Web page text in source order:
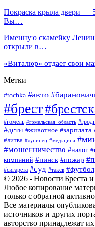
Покраска крыла двери —
Вы…
Именную скамейку
открыли в…
«Виталюр» отдает свои
Метки
#tochka #авто
#брест
#гомель #гомельская_область
#дети #животное #зарплата
#литва #лунинец #медицина
#мошенничество #налог
компаний #пинск #пожар
#сигарета #суд #такси #футбол
© 2026 - Новости Бреста
Любое копирование
только с обратной
Все материалы
источников и других
авторство принадлежат